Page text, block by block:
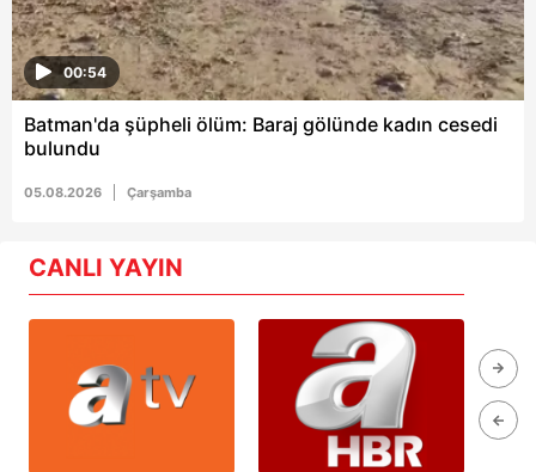
00:54
Batman'da şüpheli ölüm: Baraj gölünde kadın cesedi
bulundu
05.08.2026 Çarşamba
CANLI YAYIN